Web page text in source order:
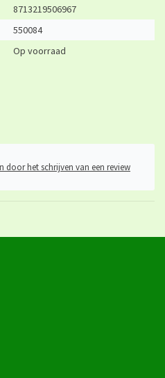
8713219506967
550084
Op voorraad
door het schrijven van een review